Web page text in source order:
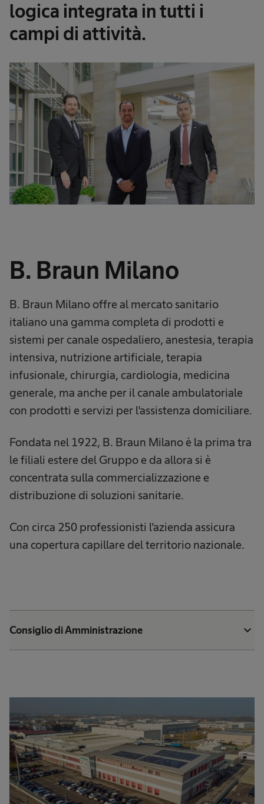
logica integrata in tutti i
campi di attività.
B. Braun Milano
B. Braun Milano offre al mercato sanitario
italiano una gamma completa di prodotti e
sistemi per canale ospedaliero, anestesia, terapia
intensiva, nutrizione artificiale, terapia
infusionale, chirurgia, cardiologia, medicina
generale, ma anche per il canale ambulatoriale
con prodotti e servizi per l'assistenza domiciliare.
Fondata nel 1922, B. Braun Milano è la prima tra
le filiali estere del Gruppo e da allora si è
concentrata sulla commercializzazione e
distribuzione di soluzioni sanitarie.
Con circa 250 professionisti l'azienda assicura
una copertura capillare del territorio nazionale.
Consiglio di Amministrazione expand_more